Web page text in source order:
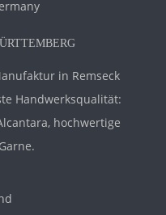
in Remseck
Handwerksqualität:
hochwertige